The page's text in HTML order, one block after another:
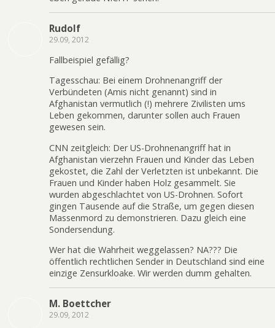
Rudolf
29.09, 2012
Fallbeispiel gefällig?
Tagesschau: Bei einem Drohnenangriff der
Verbündeten (Amis nicht genannt) sind in
Afghanistan vermutlich (!) mehrere Zivilisten ums
Leben gekommen, darunter sollen auch Frauen
gewesen sein.
CNN zeitgleich: Der US-Drohnenangriff hat in
Afghanistan vierzehn Frauen und Kinder das Leben
gekostet, die Zahl der Verletzten ist unbekannt. Die
Frauen und Kinder haben Holz gesammelt. Sie
wurden abgeschlachtet von US-Drohnen. Sofort
gingen Tausende auf die Straße, um gegen diesen
Massenmord zu demonstrieren. Dazu gleich eine
Sondersendung.
Wer hat die Wahrheit weggelassen? NA??? Die
öffentlich rechtlichen Sender in Deutschland sind eine
einzige Zensurkloake. Wir werden dumm gehalten.
M. Boettcher
29.09, 2012